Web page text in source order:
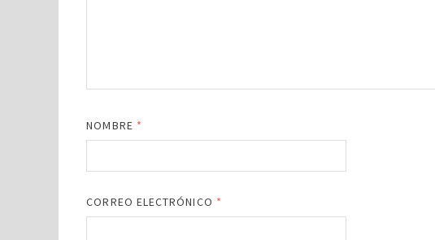
NOMBRE *
CORREO ELECTRÓNICO *